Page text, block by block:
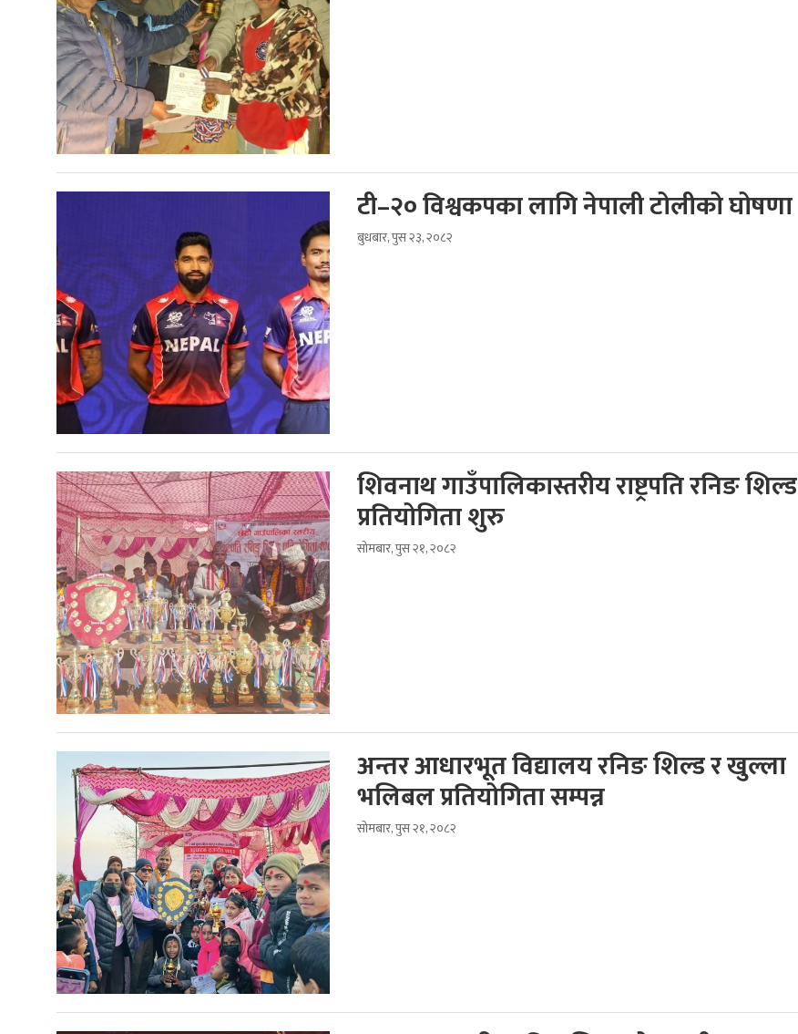
टी–२० विश्वकपका लागि नेपाली टोलीको घोषणा
बुधबार, पुस २३, २०८२
शिवनाथ गाउँपालिकास्तरीय राष्ट्रपति रनिङ शिल्ड
प्रतियोगिता शुरु
सोमबार, पुस २१, २०८२
अन्तर आधारभूत विद्यालय रनिङ शिल्ड र खुल्ला
भलिबल प्रतियोगिता सम्पन्न
सोमबार, पुस २१, २०८२